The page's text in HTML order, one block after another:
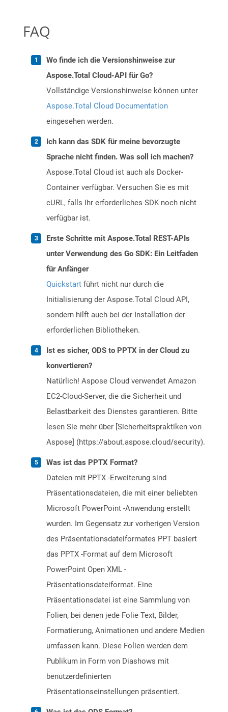
FAQ
Wo finde ich die Versionshinweise zur
Aspose.Total Cloud-API für Go?
Vollständige Versionshinweise können unter
Aspose.Total Cloud Documentation
eingesehen werden.
Ich kann das SDK für meine bevorzugte
Sprache nicht finden. Was soll ich machen?
Aspose.Total Cloud ist auch als Docker-
Container verfügbar. Versuchen Sie es mit
cURL, falls Ihr erforderliches SDK noch nicht
verfügbar ist.
Erste Schritte mit Aspose.Total REST-APIs
unter Verwendung des Go SDK: Ein Leitfaden
für Anfänger
Quickstart führt nicht nur durch die
Initialisierung der Aspose.Total Cloud API,
sondern hilft auch bei der Installation der
erforderlichen Bibliotheken.
Ist es sicher, ODS to PPTX in der Cloud zu
konvertieren?
Natürlich! Aspose Cloud verwendet Amazon
EC2-Cloud-Server, die die Sicherheit und
Belastbarkeit des Dienstes garantieren. Bitte
lesen Sie mehr über [Sicherheitspraktiken von
Aspose] (https://about.aspose.cloud/security).
Was ist das PPTX Format?
Dateien mit PPTX -Erweiterung sind
Präsentationsdateien, die mit einer beliebten
Microsoft PowerPoint -Anwendung erstellt
wurden. Im Gegensatz zur vorherigen Version
des Präsentationsdateiformates PPT basiert
das PPTX -Format auf dem Microsoft
PowerPoint Open XML -
Präsentationsdateiformat. Eine
Präsentationsdatei ist eine Sammlung von
Folien, bei denen jede Folie Text, Bilder,
Formatierung, Animationen und andere Medien
umfassen kann. Diese Folien werden dem
Publikum in Form von Diashows mit
benutzerdefinierten
Präsentationseinstellungen präsentiert.